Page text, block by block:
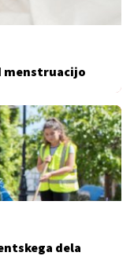
menstruacijo
dela